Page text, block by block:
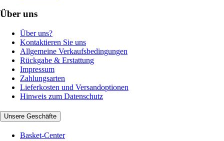
Über uns
Über uns?
Kontaktieren Sie uns
Allgemeine Verkaufsbedingungen
Rückgabe & Erstattung
Impressum
Zahlungsarten
Lieferkosten und Versandoptionen
Hinweis zum Datenschutz
Unsere Geschäfte
Basket-Center